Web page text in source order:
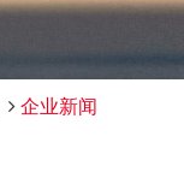
企业新闻